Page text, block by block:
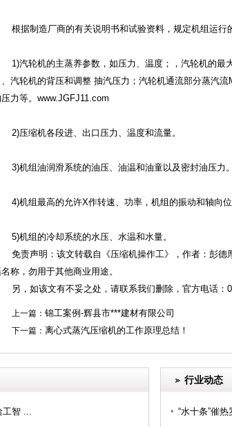
根据制造厂商的有关说明书和试验资料，规定机组运行
1)汽轮机的主蒸养参数，如压力、温度；，汽轮机的
汽轮机的背压和调整 抽汽压力；汽轮机通流部分蒸汽
力等。www.JGFJ11.com
2)压缩机各段进、出口压力、温度和流量。
3)机组油润滑系统的油压、油温和油童以及密封油压力。
4)机组最高的允许X作转速、功率，机组的振动和轴向位
5)机组的冷却系统的水压、水温和水量。
免责声明：该文转载自《压缩机操作工》，作者：彭
称，勿用于其他商业用途。
另，如该文有不妥之处，请联系我们删除，官方电话：
上一篇： 锦工案例-辉县市***建材有限公司
下一篇： 离心式蒸汽压缩机的工作原理总结！
工智 ...
行业动态
“水十条”催